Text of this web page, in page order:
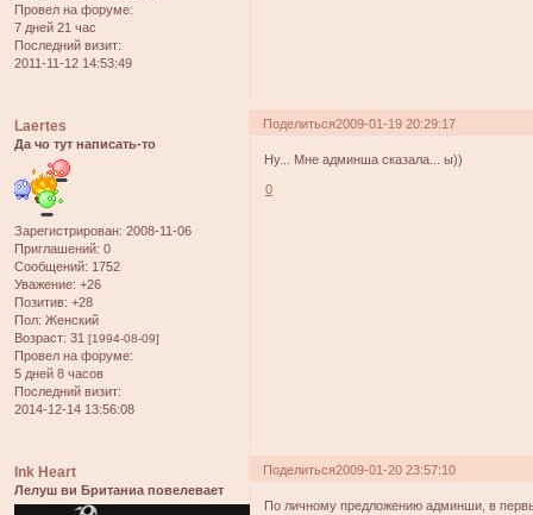
Провел на форуме:
7 дней 21 час
Последний визит:
2011-11-12 14:53:49
Поделиться2009-01-19 20:29:17
Laertes
Да чо тут написать-то
Зарегистрирован: 2008-11-06
Приглашений: 0
Сообщений: 1752
Уважение: +26
Позитив: +28
Пол: Женский
Возраст: 31 [1994-08-09]
Провел на форуме:
5 дней 8 часов
Последний визит:
2014-12-14 13:56:08
Ну... Мне админша сказала... ы))
0
Поделиться2009-01-20 23:57:10
Ink Heart
Лелуш ви Британиа повелевает
По личному предложению админши, в